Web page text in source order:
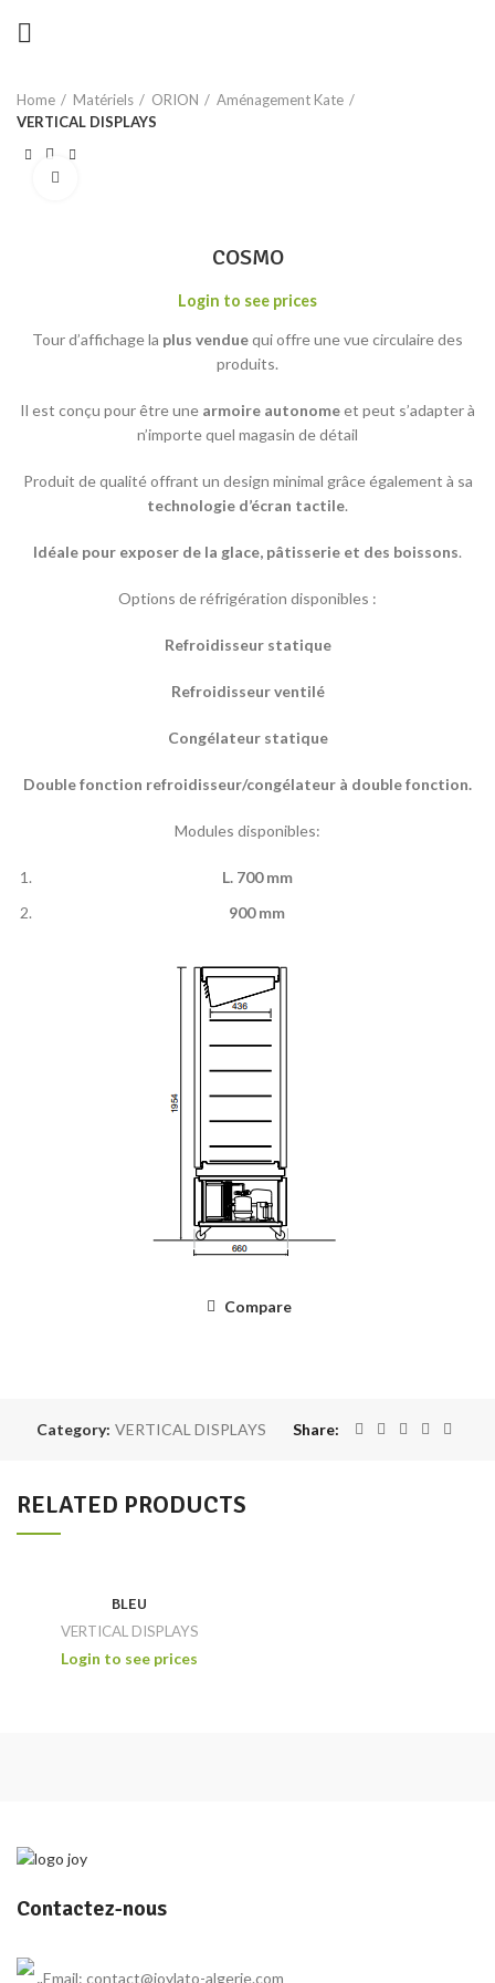
Home Matériels ORION
Aménagement Kate
VERTICAL DISPLAYS
COSMO
Login to see prices
Tour d’affichage la plus venduequi offre une vue circulaire des
produits.
Il est conçu pour être une armoire autonomeet peut s’adapter à
n’importe quel magasin de détail
Produit de qualité offrant un design minimal grâce également à sa
technologie d’écran tactile.
Idéale pour exposer de la glace, pâtisserie et des boissons.
Options de réfrigération disponibles :
Refroidisseur statique
Refroidisseur ventilé
Congélateur statique
Double fonction refroidisseur/congélateur à double fonction.
Modules disponibles:
L. 700 mm
900 mm
Compare
Category: VERTICAL DISPLAYS Share
RELATED PRODUCTS
BLEU
VERTICAL DISPLAYS
Login to see prices
Contactez-nous
Email: contact@joylato-algerie.com